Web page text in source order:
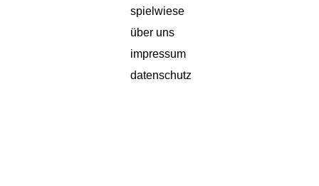
spielwiese
über uns
impressum
datenschutz